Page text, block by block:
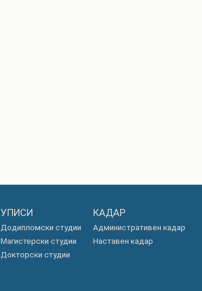
УПИСИ
Додипломски студии
Магистерски студии
Докторски студии
КАДАР
Административен кадар
Наставен кадар